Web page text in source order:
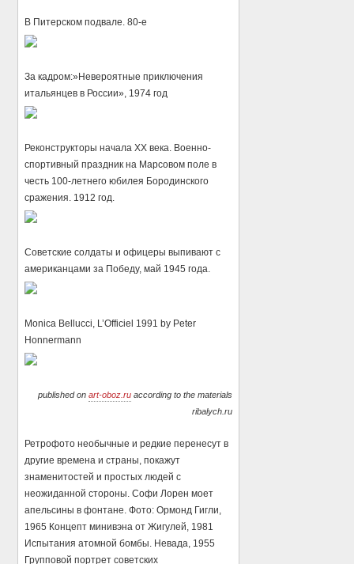
В Питерском подвале. 80-е
За кадром:»Невероятные приключения
итальянцев в России», 1974 год
Реконструкторы начала XX века. Военно-
спортивный праздник на Марсовом поле в
честь 100-летнего юбилея Бородинского
сражения. 1912 год.
Советские солдаты и офицеры выпивают с
американцами за Победу, май 1945 года.
Monica Bellucci, L’Officiel 1991 by Peter
Honnermann
published on art-oboz.ruaccording to the materials
ribalych.ru
Ретрофото необычные и редкие перенесут в
другие времена и страны, покажут
знаменитостей и простых людей с
неожиданной стороны. Софи Лорен моет
апельсины в фонтане. Фото: Ормонд Гигли,
1965 Концепт минивэна от Жигулей, 1981
Испытания атомной бомбы. Невада, 1955
Групповой портрет советских